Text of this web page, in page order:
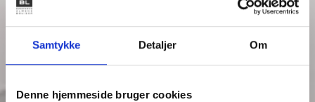
Samtykke Detaljer Om
Denne hjemmeside bruger cookies